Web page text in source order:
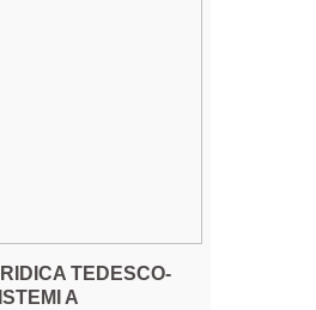
TEDESCO-
A